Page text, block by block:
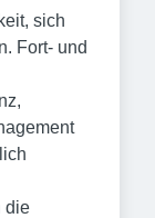
sich
Fort- und
die